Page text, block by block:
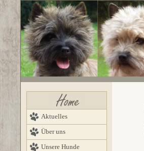
Aktuelles
Über uns
Unsere Hunde